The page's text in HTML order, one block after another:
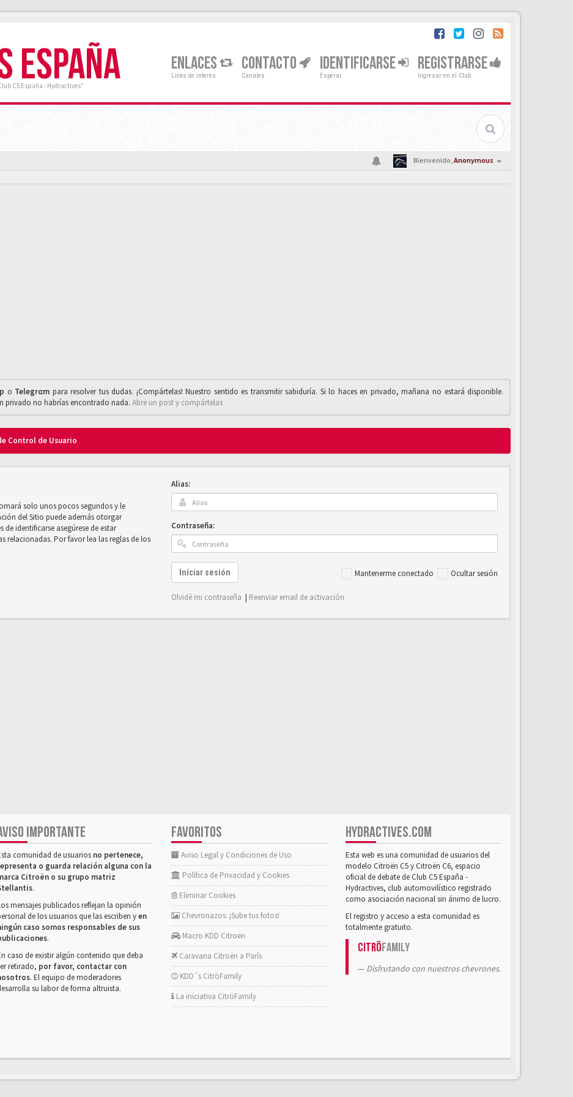
ESPAÑA
C5 España - Hydractives"
ENLACES
Links de interés
CONTACTO
Canales
IDENTIFICARSE
Esperar
REGISTRARSE
Ingresar en el Club
Bienvenido,Anonymous
o Telegrαm para resolver tus dudas. ¡Compártelas! Nuestro sentido es transmitir sabiduría. Si lo haces en privado, mañana no estará disponible.
privado no habrías encontrado nada. Abre un post y compártelas
Control de Usuario
solo unos pocos segundos y le
del Sitio puede además otorgar
identificarse asegúrese de estar
relacionadas. Por favor lea las reglas de los
Alias:
Contraseña:
Mantenerme conectado Ocultar sesión
Iniciar sesión
Olvidé mi contraseña | Reenviar email de activación
IMPORTANTE
comunidad de usuarios no pertenece,
o guarda relación alguna con la
Citroën o su grupo matriz
.
mensajes publicados reflejan la opinión
de los usuarios que las escriben yen
caso somos responsables de sus
.
caso de existir algún contenido que deba
retirado, por favor, contactar con
. El equipo de moderadores
su labor de forma altruista.
FAVORITOS
Aviso Legal y Condiciones de Uso
Política de Privacidad y Cookies
Eliminar Cookies
Chevronazos: ¡Sube tus fotos!
Macro KDD Citroën
Caravana Citroën a París
KDD´s CitröFamily
La iniciativa CitröFamily
HYDRACTIVES.COM
Esta web es una comunidad de usuarios del
modelo Citroën C5 y Citroën C6, espacio
oficial de debate de Club C5 España -
Hydractives, club automovilístico registrado
como asociación nacional sin ánimo de lucro.
El registro y acceso a esta comunidad es
totalmente gratuito.
CitröFamily
Disfrutando con nuestros chevrones.